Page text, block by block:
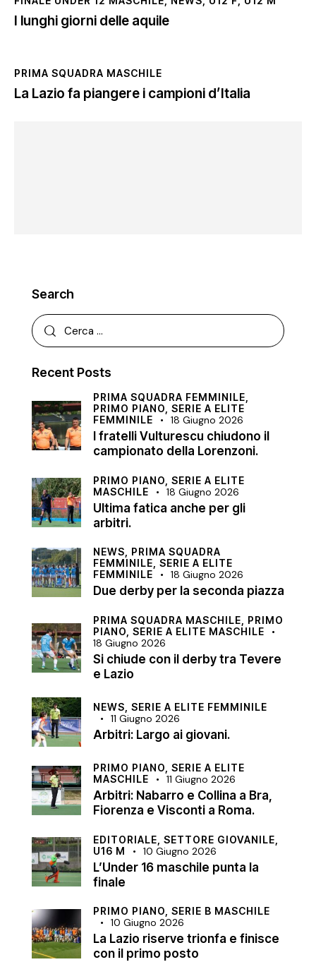
I lunghi giorni delle aquile
PRIMA SQUADRA MASCHILE
La Lazio fa piangere i campioni d’Italia
Search
Recent Posts
PRIMA SQUADRA FEMMINILE,
PRIMO PIANO, SERIE A ELITE
FEMMINILE
18 Giugno 2026
I fratelli Vulturescu chiudono il
campionato della Lorenzoni.
PRIMO PIANO, SERIE A ELITE
MASCHILE
18 Giugno 2026
Ultima fatica anche per gli
arbitri.
NEWS, PRIMA SQUADRA
FEMMINILE, SERIE A ELITE
FEMMINILE
18 Giugno 2026
Due derby per la seconda piazza
PRIMA SQUADRA MASCHILE, PRIMO
PIANO, SERIE A ELITE MASCHILE
18 Giugno 2026
Si chiude con il derby tra Tevere
e Lazio
NEWS, SERIE A ELITE FEMMINILE
11 Giugno 2026
Arbitri: Largo ai giovani.
PRIMO PIANO, SERIE A ELITE
MASCHILE
11 Giugno 2026
Arbitri: Nabarro e Collina a Bra,
Fiorenza e Visconti a Roma.
EDITORIALE, SETTORE GIOVANILE,
U16 M
10 Giugno 2026
L’Under 16 maschile punta la
finale
PRIMO PIANO, SERIE B MASCHILE
10 Giugno 2026
La Lazio riserve trionfa e finisce
con il primo posto